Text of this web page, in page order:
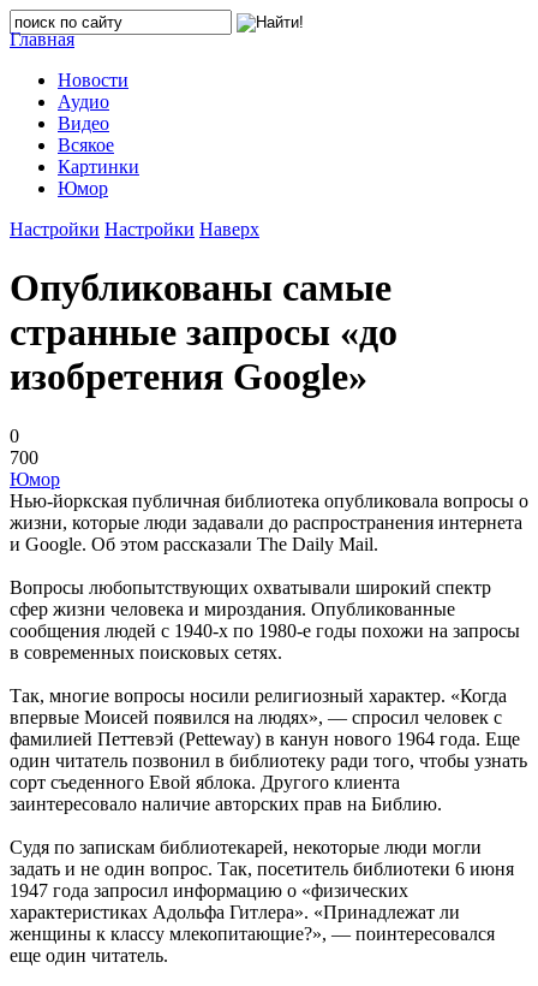
Главная
Новости
Аудио
Видео
Всякое
Картинки
Юмор
Настройки Настройки Наверх
Опубликованы самые
странные запросы «до
изобретения Google»
0
700
Юмор
Нью-йоркская публичная библиотека опубликовала вопросы о
жизни, которые люди задавали до распространения интернета
и Google. Об этом рассказали The Daily Mail.
Вопросы любопытствующих охватывали широкий спектр
сфер жизни человека и мироздания. Опубликованные
сообщения людей с 1940-х по 1980-е годы похожи на запросы
в современных поисковых сетях.
Так, многие вопросы носили религиозный характер. «Когда
впервые Моисей появился на людях», — спросил человек с
фамилией Петтевэй (Petteway) в канун нового 1964 года. Еще
один читатель позвонил в библиотеку ради того, чтобы узнать
сорт съеденного Евой яблока. Другого клиента
заинтересовало наличие авторских прав на Библию.
Судя по запискам библиотекарей, некоторые люди могли
задать и не один вопрос. Так, посетитель библиотеки 6 июня
1947 года запросил информацию о «физических
характеристиках Адольфа Гитлера». «Принадлежат ли
женщины к классу млекопитающие?», — поинтересовался
еще один читатель.